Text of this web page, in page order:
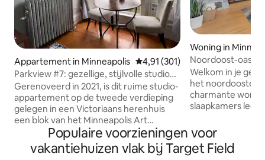
Appartement in Minneapolis Gemiddelde beoordeling van
4,91 (301)
Parkview #7: gezellige, stijlvolle studio
bij Conv Ctr, DT
Gerenoveerd in 2021, is dit ruime studio-
appartement op de tweede verdieping
gelegen in een Victoriaans herenhuis
een blok van het Minneapolis Art
Institute of Arts , 6 blokken van het
Convention Center, dicht bij de
restaurants "Eat Street", de bovenstad,
Woning in
Noordoost-oase
Welkom in je
het noordoosten
charmante
slaapkamers legt
warme sfeer. De
uitnodigend,
na een dag
Populaire voorzieningen voor
vakantiehuizen vlak bij Target Field